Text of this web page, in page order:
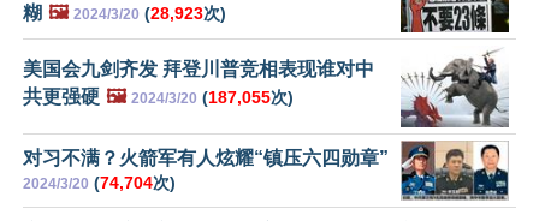
糊 🖼️ 2024/3/20 (28,923次)
美国会九剑齐发 拜登川普竞相表现谁对中
共更强硬 🖼️ 2024/3/20 (187,055次)
对习不满？火箭军有人炫耀“镇压六四勋章”
2024/3/20 (74,704次)